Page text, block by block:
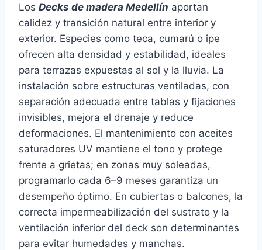
Los Decks de madera Medellín aportan
calidez y transición natural entre interior y
exterior. Especies como teca, cumarú o ipe
ofrecen alta densidad y estabilidad, ideales
para terrazas expuestas al sol y la lluvia. La
instalación sobre estructuras ventiladas, con
separación adecuada entre tablas y fijaciones
invisibles, mejora el drenaje y reduce
deformaciones. El mantenimiento con aceites
saturadores UV mantiene el tono y protege
frente a grietas; en zonas muy soleadas,
programarlo cada 6–9 meses garantiza un
desempeño óptimo. En cubiertas o balcones, la
correcta impermeabilización del sustrato y la
ventilación inferior del deck son determinantes
para evitar humedades y manchas.